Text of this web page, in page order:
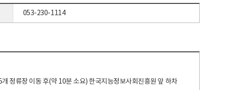
053-230-1114
정류장 이동 후(약 10분 소요) 한국지능정보사회진흥원 앞 하차